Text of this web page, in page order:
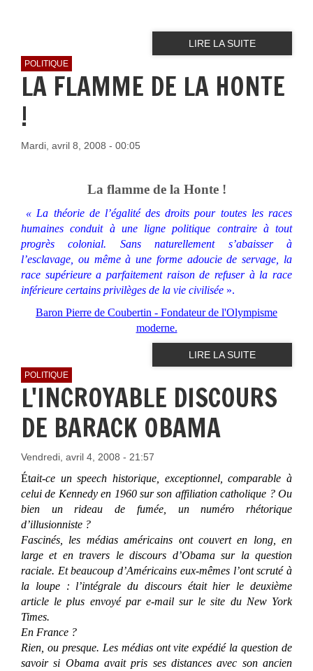
LIRE LA SUITE
POLITIQUE
LA FLAMME DE LA HONTE
!
Mardi, avril 8, 2008 - 00:05
La flamme de la Honte !
« La théorie de l’égalité des droits pour toutes les races
humaines conduit à une ligne politique contraire à tout
progrès colonial. Sans naturellement s’abaisser à
l’esclavage, ou même à une forme adoucie de servage, la
race supérieure a parfaitement raison de refuser à la race
inférieure certains privilèges de la vie civilisée ».
Baron Pierre de Coubertin - Fondateur de l'Olympisme
moderne.
LIRE LA SUITE
POLITIQUE
L'INCROYABLE DISCOURS
DE BARACK OBAMA
Vendredi, avril 4, 2008 - 21:57
Était-ce un speech historique, exceptionnel, comparable à
celui de Kennedy en 1960 sur son affiliation catholique ? Ou
bien un rideau de fumée, un numéro rhétorique
d’illusionniste ?
Fascinés, les médias américains ont couvert en long, en
large et en travers le discours d’Obama sur la question
raciale. Et beaucoup d’Américains eux-mêmes l’ont scruté à
la loupe : l’intégrale du discours était hier le deuxième
article le plus envoyé par e-mail sur le site du New York
Times.
En France ?
Rien, ou presque. Les médias ont vite expédié la question de
savoir si Obama avait pris ses distances avec son ancien